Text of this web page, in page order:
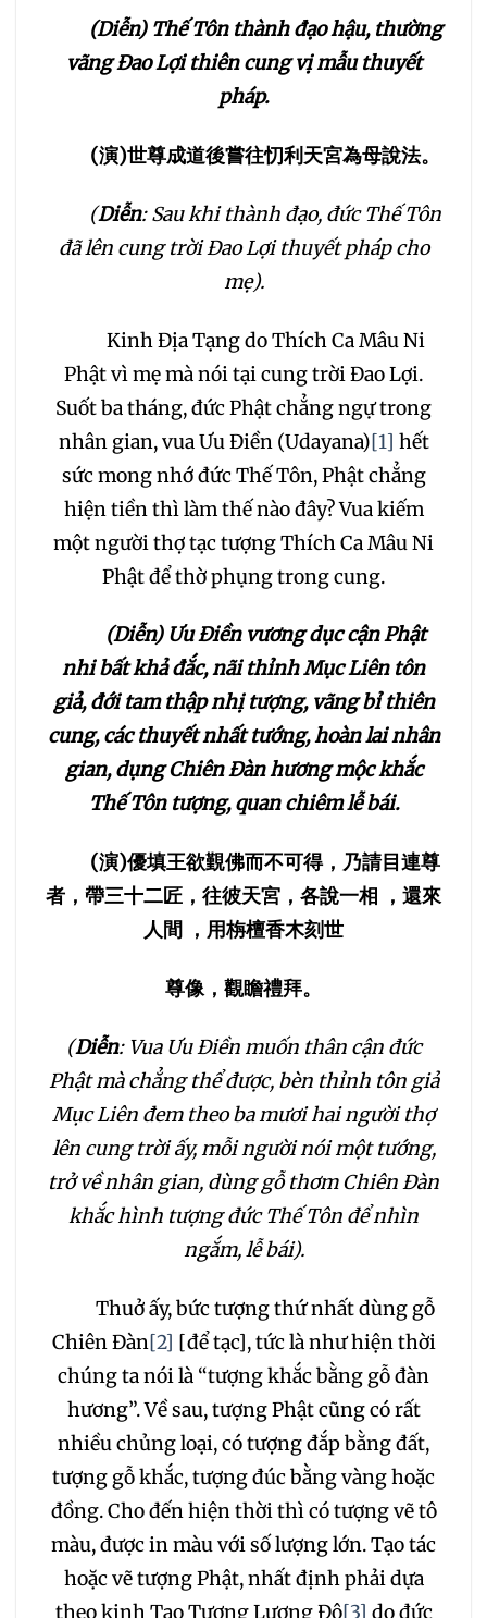
(Diễn) Thế Tôn thành đạo hậu, thường
vãng Đao Lợi thiên cung vị mẫu thuyết
pháp.
(演)世尊成道後嘗往忉利天宮為母說法。
(Diễn: Sau khi thành đạo, đức Thế Tôn
đã lên cung trời Đao Lợi thuyết pháp cho
mẹ).
Kinh Địa Tạng do Thích Ca Mâu Ni
Phật vì mẹ mà nói tại cung trời Đao Lợi.
Suốt ba tháng, đức Phật chẳng ngự trong
nhân gian, vua Ưu Điền (Udayana)[1] hết
sức mong nhớ đức Thế Tôn, Phật chẳng
hiện tiền thì làm thế nào đây? Vua kiếm
một người thợ tạc tượng Thích Ca Mâu Ni
Phật để thờ phụng trong cung.
(Diễn) Ưu Điền vương dục cận Phật
nhi bất khả đắc, nãi thỉnh Mục Liên tôn
giả, đới tam thập nhị tượng, vãng bỉ thiên
cung, các thuyết nhất tướng, hoàn lai nhân
gian, dụng Chiên Đàn hương mộc khắc
Thế Tôn tượng, quan chiêm lễ bái.
(演)優填王欲覲佛而不可得，乃請目連尊
者，帶三十二匠，往彼天宮，各說一相 ，還來
人間
，用栴檀香木刻世
尊像，觀瞻禮拜。
(Diễn: Vua Ưu Điền muốn thân cận đức
Phật mà chẳng thể được, bèn thỉnh tôn giả
Mục Liên đem theo ba mươi hai người thợ
lên cung trời ấy, mỗi người nói một tướng,
trở về nhân gian, dùng gỗ thơm Chiên Đàn
khắc hình tượng đức Thế Tôn để nhìn
ngắm, lễ bái).
Thuở ấy, bức tượng thứ nhất dùng gỗ
Chiên Đàn[2] [để tạc], tức là như hiện thời
chúng ta nói là “tượng khắc bằng gỗ đàn
hương”. Về sau, tượng Phật cũng có rất
nhiều chủng loại, có tượng đắp bằng đất,
tượng gỗ khắc, tượng đúc bằng vàng hoặc
đồng. Cho đến hiện thời thì có tượng vẽ tô
màu, được in màu với số lượng lớn. Tạo tác
hoặc vẽ tượng Phật, nhất định phải dựa
theo kinh Tạo Tượng Lượng Độ[3] do đức